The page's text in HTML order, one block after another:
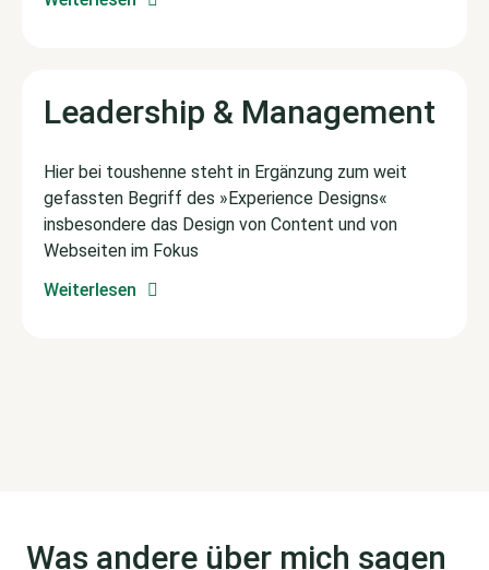
Leadership & Management
Hier bei toushenne steht in Ergänzung zum weit
gefassten Begriff des »Experience Designs«
insbesondere das Design von Content und von
Webseiten im Fokus
Weiterlesen
Was andere über mich sagen